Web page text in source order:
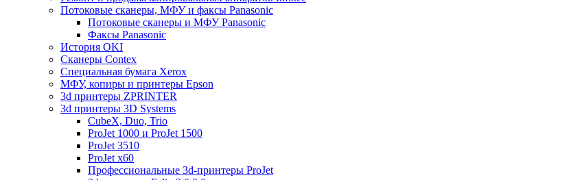
Потоковые сканеры, МФУ и факсы Panasonic
Потоковые сканеры и МФУ Panasonic
Факсы Panasonic
История OKI
Сканеры Contex
Специальная бумага Xerox
МФУ, копиры и принтеры Epson
3d принтеры ZPRINTER
3d принтеры 3D Systems
CubeX, Duo, Trio
ProJet 1000 и ProJet 1500
ProJet 3510
ProJet x60
Профессиональные 3d-принтеры ProJet